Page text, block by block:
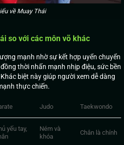
về Muay Thái
so với các môn võ khác
mạnh nhờ sự kết hợp uyển chuyển
thời nhấn mạnh nhịp điệu, sức bền
biệt này giúp người xem dễ dàng
thực chiến.
Judo Taekwondo
yếu tay,
Ném và
khóa
Chân là chính